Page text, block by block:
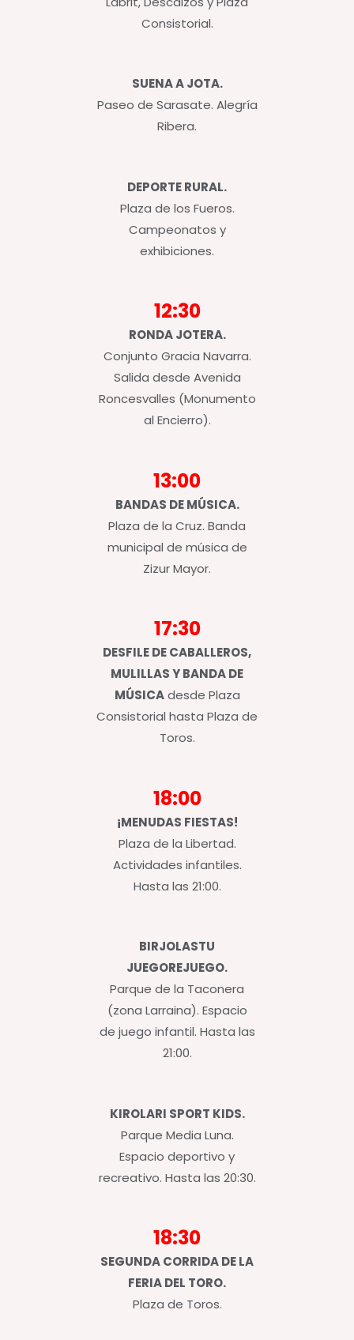
Consistorial.
SUENA A JOTA.
Paseo de Sarasate. Alegría
Ribera.
DEPORTE RURAL.
Plaza de los Fueros.
Campeonatos y
exhibiciones.
12:30
RONDA JOTERA.
Conjunto Gracia Navarra.
Salida desde Avenida
Roncesvalles (Monumento
al Encierro).
13:00
BANDAS DE MÚSICA.
Plaza de la Cruz. Banda
municipal de música de
Zizur Mayor.
17:30
DESFILE DE CABALLEROS,
MULILLAS Y BANDA DE
MÚSICAdesde Plaza
Consistorial hasta Plaza de
Toros.
18:00
¡MENUDAS FIESTAS!
Plaza de la Libertad.
Actividades infantiles.
Hasta las 21:00.
BIRJOLASTU
JUEGOREJUEGO.
Parque de la Taconera
(zona Larraina). Espacio
de juego infantil. Hasta las
21:00.
KIROLARI SPORT KIDS.
Parque Media Luna.
Espacio deportivo y
recreativo. Hasta las 20:30.
18:30
SEGUNDA CORRIDA DE LA
FERIA DEL TORO.
Plaza de Toros.